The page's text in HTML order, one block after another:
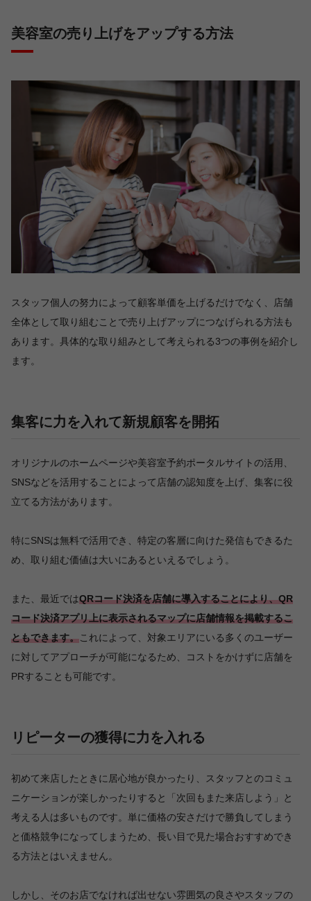
美容室の売り上げをアップする方法
スタッフ個人の努力によって顧客単価を上げるだけでなく、店舗
全体として取り組むことで売り上げアップにつなげられる方法も
あります。具体的な取り組みとして考えられる3つの事例を紹介し
ます。
集客に力を入れて新規顧客を開拓
オリジナルのホームページや美容室予約ポータルサイトの活用、
SNSなどを活用することによって店舗の認知度を上げ、集客に役
立てる方法があります。
特にSNSは無料で活用でき、特定の客層に向けた発信もできるた
め、取り組む価値は大いにあるといえるでしょう。
また、最近ではQRコード決済を店舗に導入することにより、QR
コード決済アプリ上に表示されるマップに店舗情報を掲載するこ
ともできます。これによって、対象エリアにいる多くのユーザー
に対してアプローチが可能になるため、コストをかけずに店舗を
PRすることも可能です。
リピーターの獲得に力を入れる
初めて来店したときに居心地が良かったり、スタッフとのコミュ
ニケーションが楽しかったりすると「次回もまた来店しよう」と
考える人は多いものです。単に価格の安さだけで勝負してしまう
と価格競争になってしまうため、長い目で見た場合おすすめでき
る方法とはいえません。
しかし、そのお店でなければ出せない雰囲気の良さやスタッフの